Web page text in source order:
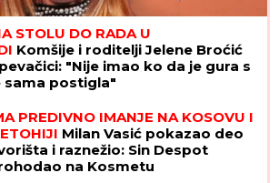
STOLU DO RADA U
Komšije i roditelji Jelene Broćić
"Nije imao ko da je gura s
sama postigla"
PREDIVNO IMANJE NA KOSOVU I
Milan Vasić pokazao deo
i raznežio: Sin Despot
na Kosmetu